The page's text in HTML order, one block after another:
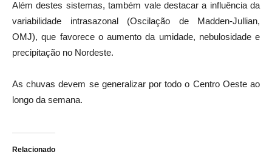
Além destes sistemas, também vale destacar a influência da
variabilidade intrasazonal (Oscilação de Madden-Jullian,
OMJ), que favorece o aumento da umidade, nebulosidade e
precipitação no Nordeste.
As chuvas devem se generalizar por todo o Centro Oeste ao
longo da semana.
Relacionado